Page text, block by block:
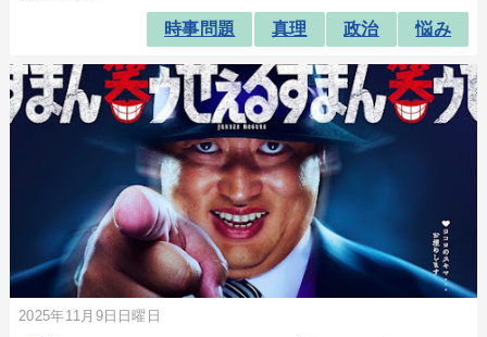
時事問題 真理 政治 悩み
2025年11月9日日曜日